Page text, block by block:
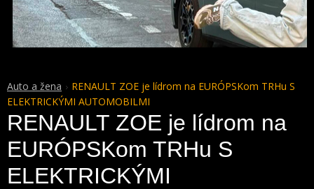
Auto a žena
RENAULT ZOE je lídrom na EURÓPSKom TRHu S
ELEKTRICKÝMI AUTOMOBILMI
RENAULT ZOE je lídrom na
EURÓPSKom TRHu S
ELEKTRICKÝMI